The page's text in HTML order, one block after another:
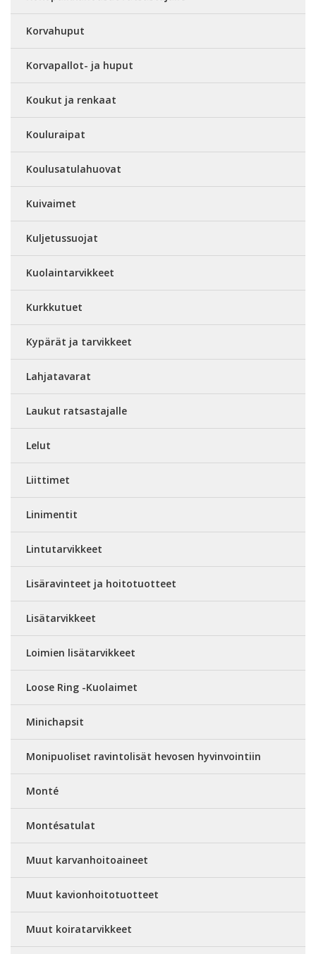
Korvahuput
Korvapallot- ja huput
Koukut ja renkaat
Kouluraipat
Koulusatulahuovat
Kuivaimet
Kuljetussuojat
Kuolaintarvikkeet
Kurkkutuet
Kypärät ja tarvikkeet
Lahjatavarat
Laukut ratsastajalle
Lelut
Liittimet
Linimentit
Lintutarvikkeet
Lisäravinteet ja hoitotuotteet
Lisätarvikkeet
Loimien lisätarvikkeet
Loose Ring -Kuolaimet
Minichapsit
Monipuoliset ravintolisät hevosen hyvinvointiin
Monté
Montésatulat
Muut karvanhoitoaineet
Muut kavionhoitotuotteet
Muut koiratarvikkeet